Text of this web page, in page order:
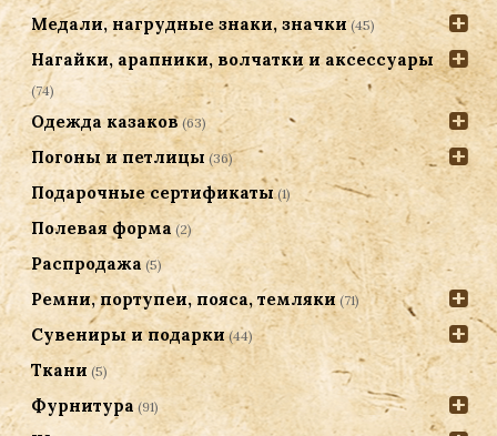
Медали, нагрудные знаки, значки (45)
Нагайки, арапники, волчатки и аксессуары
(74)
Одежда казаков (63)
Погоны и петлицы (36)
Подарочные сертификаты (1)
Полевая форма (2)
Распродажа (5)
Ремни, портупеи, пояса, темляки (71)
Сувениры и подарки (44)
Ткани (5)
Фурнитура (91)